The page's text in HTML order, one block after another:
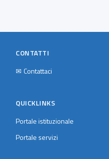
CONTATTI
✉ Contattaci
QUICKLINKS
Portale istituzionale
Portale servizi